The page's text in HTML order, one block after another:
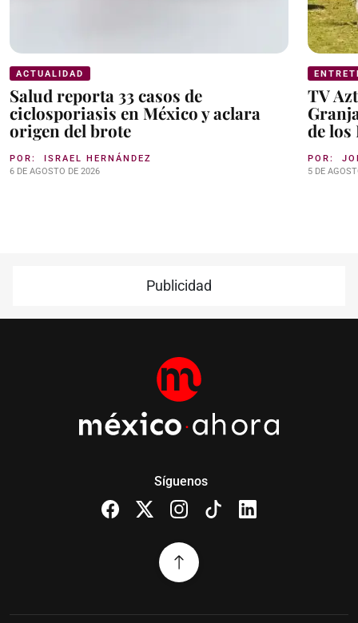
ACTUALIDAD
Salud reporta 33 casos de
ciclosporiasis en México y aclara
origen del brote
POR: ISRAEL HERNÁNDEZ
6 DE AGOSTO DE 2026
TV
de los
POR:
5 DE
Publicidad
Síguenos